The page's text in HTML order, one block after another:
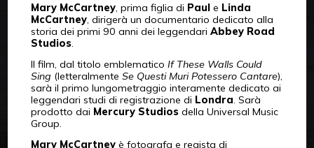
Mary McCartney, prima figlia di Paule Linda
McCartney, dirigerà un documentario dedicato alla
storia dei primi 90 anni dei leggendari Abbey Road
Studios.
Il film, dal titolo emblematico If These Walls Could
Sing (letteralmente Se Questi Muri Potessero Cantare),
sarà il primo lungometraggio interamente dedicato ai
leggendari studi di registrazione di Londra . Sarà
prodotto dai Mercury Studiosdella Universal Music
Group.
Mary McCartneyè fotografa e regista di